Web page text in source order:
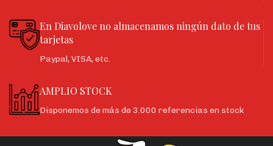
En Diavolove no almacenamos ningún dato de tus
tarjetas
Paypal, VISA, etc.
AMPLIO STOCK
Disponemos de más de 3.000 referencias en stock